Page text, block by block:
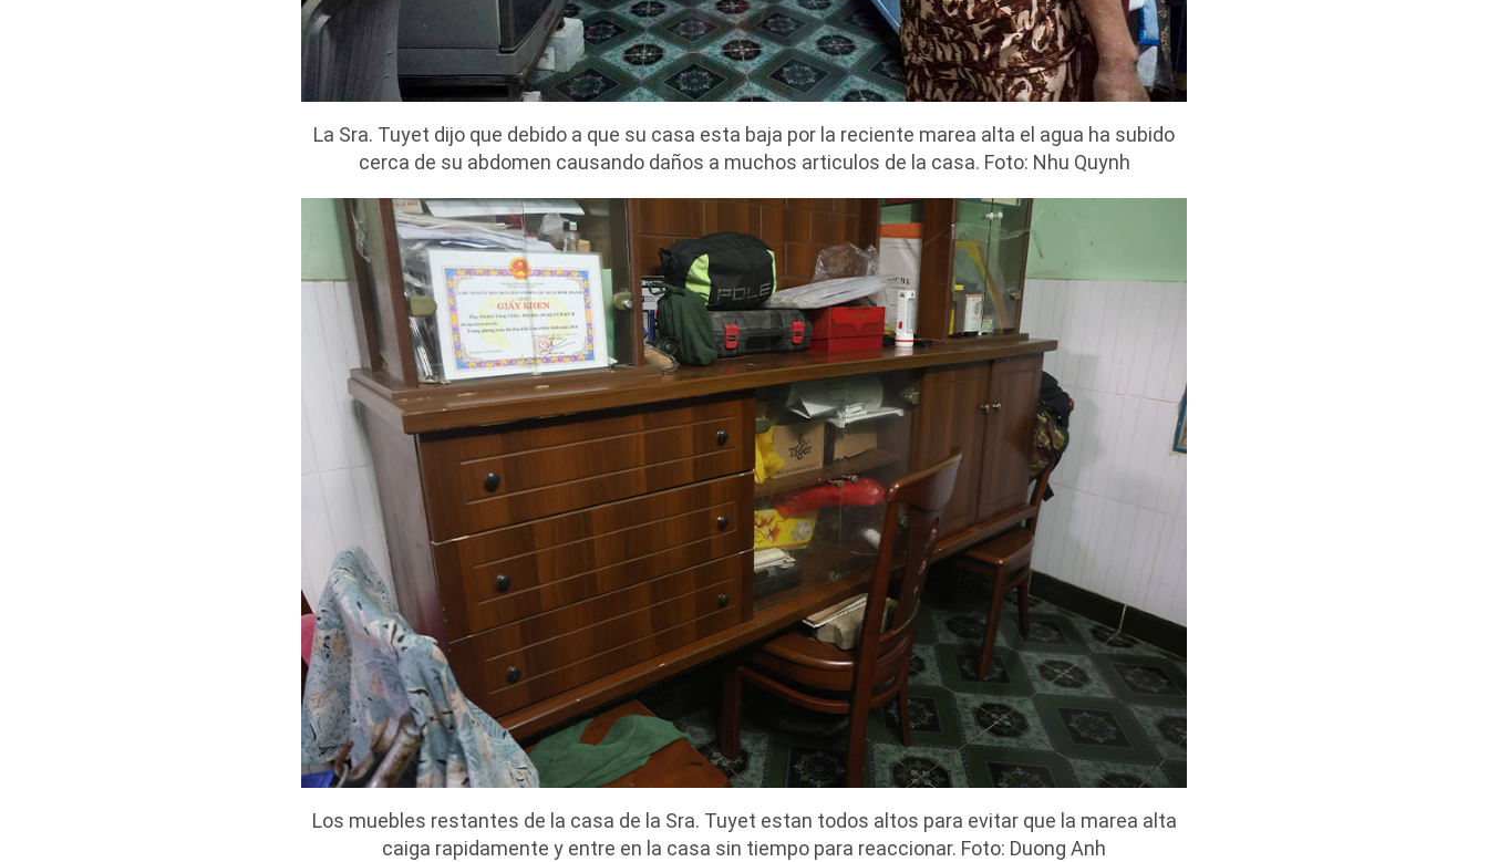
La Sra. Tuyet dijo que debido a que su casa esta baja por la reciente marea alta el agua ha subido
cerca de su abdomen causando daños a muchos articulos de la casa. Foto: Nhu Quynh
Los muebles restantes de la casa de la Sra. Tuyet estan todos altos para evitar que la marea alta
caiga rapidamente y entre en la casa sin tiempo para reaccionar. Foto: Duong Anh